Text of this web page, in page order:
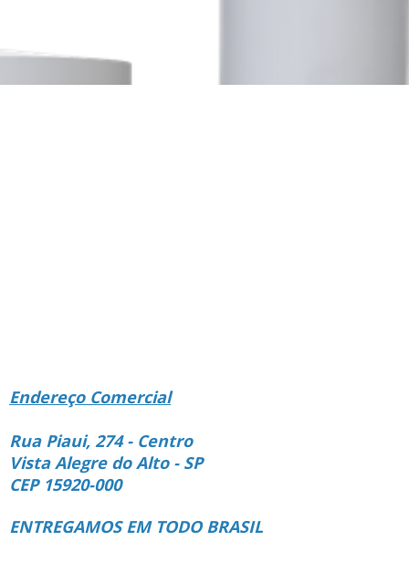
Endereço Comercial
Rua Piaui, 274 - Centro
Vista Alegre do Alto - SP
CEP 15920-000
ENTREGAMOS EM TODO BRASIL